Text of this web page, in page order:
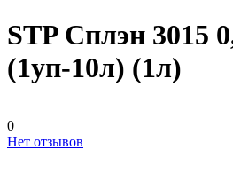
STP Сплэн 3015
(1уп-10л) (1л)
0
Нет отзывов